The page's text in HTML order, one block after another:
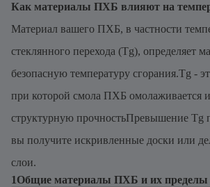
Как материалы ПХБ влияют на
Материал вашего ПХБ, в частности
стеклянного перехода (Tg), определяет
безопасную температуру сгорания.Tg -
при которой смола ПХБ омолаживается и
структурную прочностьПревышение Tg
вы получите искривленные доски или
слои.
1Общие материалы ПХБ и их пределы